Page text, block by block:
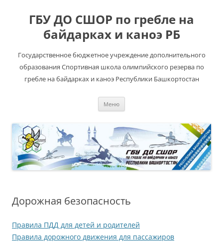
ГБУ ДО СШОР по гребле на
байдарках и каноэ РБ
Государственное бюджетное учреждение дополнительного
образования Спортивная школа олимпийского резерва по
гребле на байдарках и каноэ Республики Башкортостан
Меню
Дорожная безопасность
Правила ПДД для детей и родителей
Правила дорожного движения для пассажиров